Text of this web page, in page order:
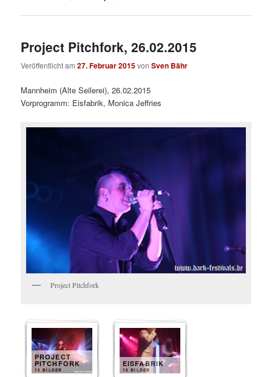
Project Pitchfork, 26.02.2015
Veröffentlicht am27. Februar 2015vonSven Bähr
Mannheim (Alte Seilerei), 26.02.2015
Vorprogramm: Eisfabrik, Monica Jeffries
Project Pitchfork
PROJECT
PITCHFORK
15 BILDER
EISFABRIK
10 BILDER